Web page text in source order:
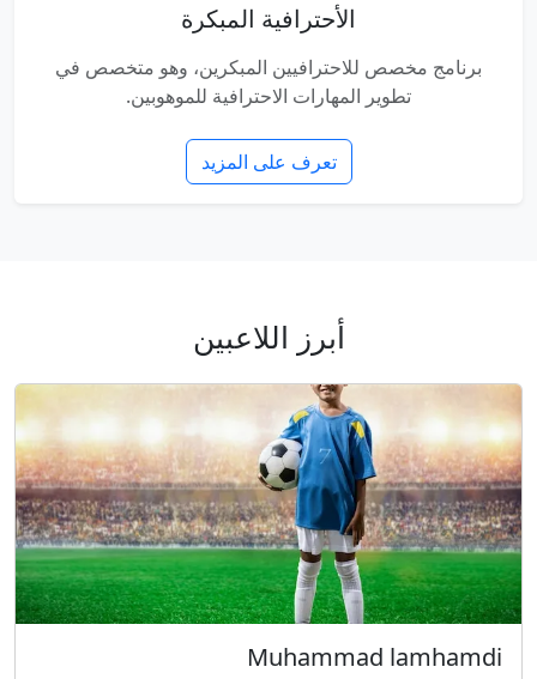
الأحترافية المبكرة
برنامج مخصص للاحترافيين المبكرين، وهو متخصص في
تطوير المهارات الاحترافية للموهوبين.
تعرف على المزيد
أبرز اللاعبين
Muhammad lamhamdi